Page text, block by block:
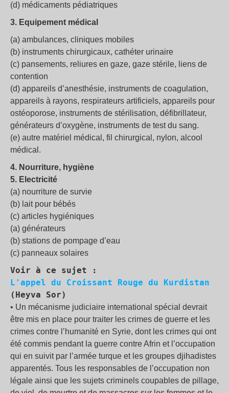
(d) médicaments pédiatriques
3. Equipement médical
(a) ambulances, cliniques mobiles
(b) instruments chirurgicaux, cathéter urinaire
(c) pansements, reliures en gaze, gaze stérile, liens de
contention
(d) appareils d’anesthésie, instruments de coagulation,
appareils à rayons, respirateurs artificiels, appareils pour
ostéoporose, instruments de stérilisation, défibrillateur,
générateurs d’oxygène, instruments de test du sang.
(e) autre matériel médical, fil chirurgical, nylon, alcool
médical.
4. Nourriture, hygiène
5. Electricité
(a) nourriture de survie
(b) lait pour bébés
(c) articles hygiéniques
(a) générateurs
(b) stations de pompage d’eau
(c) panneaux solaires
Voir à ce sujet :
L'appel du Croissant Rouge du Kurdistan
(Heyva Sor)
• Un mécanisme judiciaire international spécial devrait
être mis en place pour traiter les crimes de guerre et les
crimes contre l’humanité en Syrie, dont les crimes qui ont
été commis pendant la guerre contre Afrin et l’occupation
qui en suivit par l’armée turque et les groupes djihadistes
apparentés. Tous les responsables de l’occupation non
légale ainsi que les sujets criminels coupables de pillage,